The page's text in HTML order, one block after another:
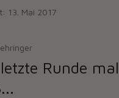
13. Mai 2017
Runde